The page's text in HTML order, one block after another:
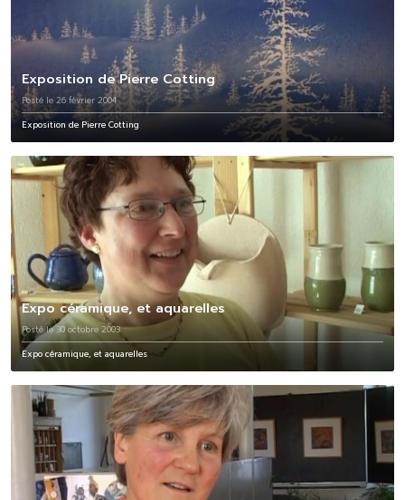
Exposition de Pierre Cotting
Posté le 26 février 2004
Exposition de Pierre Cotting
Expo céramique, et aquarelles
Posté le 30 octobre 2003
Expo céramique, et aquarelles